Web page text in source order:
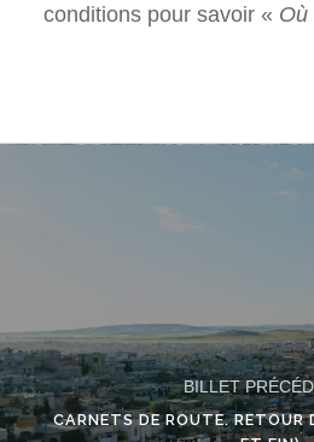
conditions pour savoir « Où
BILLET
CARNETS DE ROUTE. RETOUR